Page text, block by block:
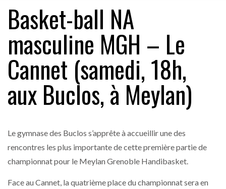
Basket-ball NA
masculine MGH – Le
Cannet (samedi, 18h,
aux Buclos, à Meylan)
Le gymnase des Buclos s’apprête à accueillir une des
rencontres les plus importante de cette première partie de
championnat pour le Meylan Grenoble Handibasket.
Face au Cannet, la quatrième place du championnat sera en